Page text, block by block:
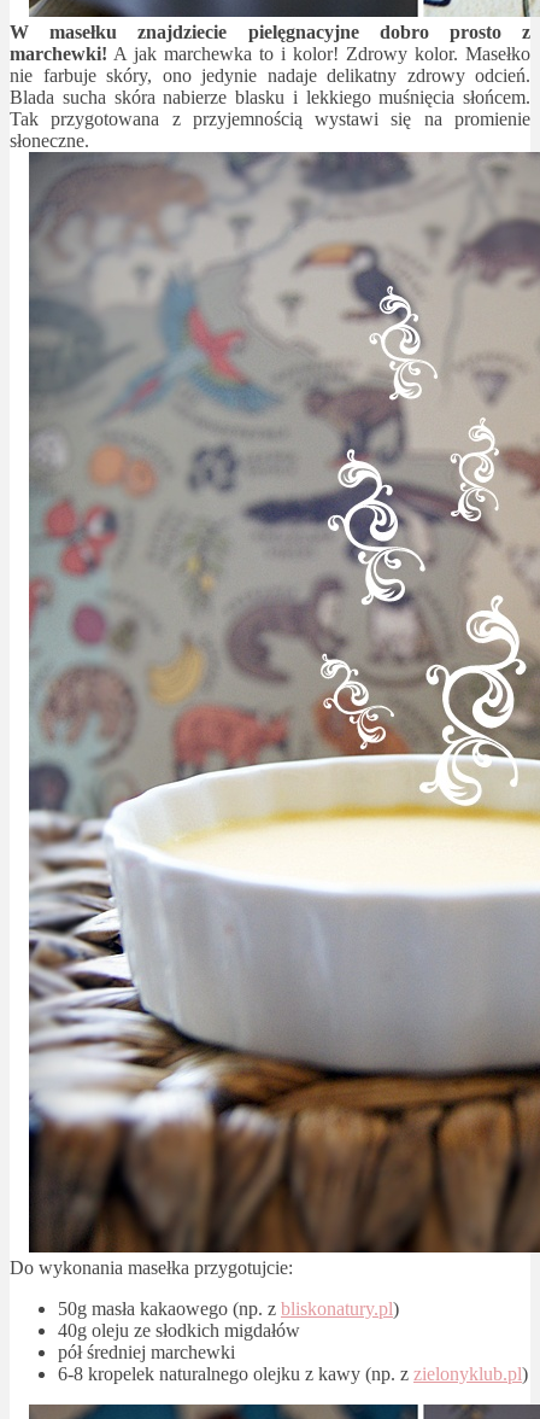
W masełku znajdziecie pielęgnacyjne dobro prosto z
marchewki! A jak marchewka to i kolor! Zdrowy kolor. Masełko
nie farbuje skóry, ono jedynie nadaje delikatny zdrowy odcień.
Blada sucha skóra nabierze blasku i lekkiego muśnięcia słońcem.
Tak przygotowana z przyjemnością wystawi się na promienie
słoneczne.
Do wykonania masełka przygotujcie:
50g masła kakaowego (np. z bliskonatury.pl)
40g oleju ze słodkich migdałów
pół średniej marchewki
6-8 kropelek naturalnego olejku z kawy (np. z zielonyklub.pl)